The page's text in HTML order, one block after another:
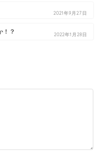
2021年9月27日
！？ 2022年1月28日